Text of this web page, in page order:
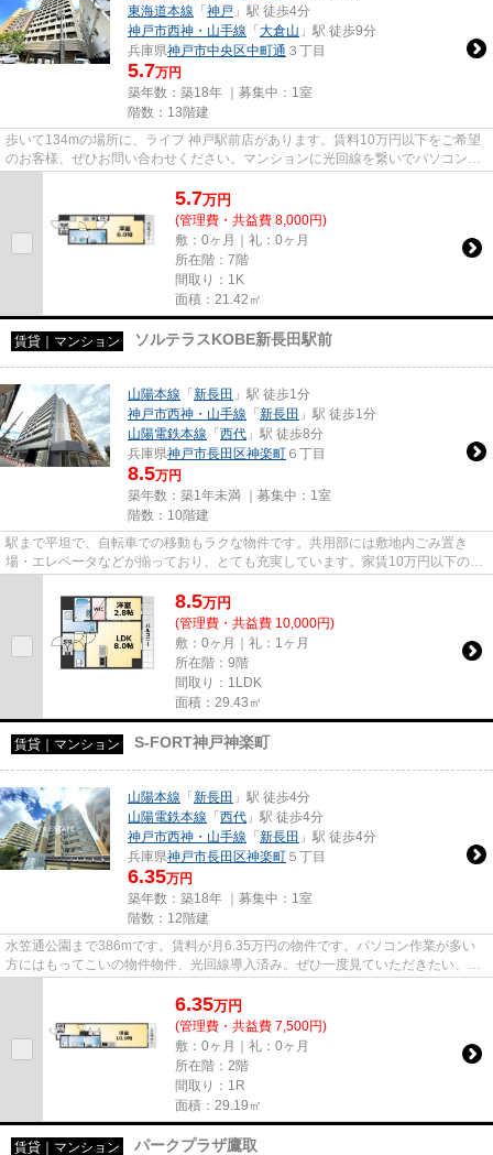
東海道本線 「 神戸 」駅 徒歩4分
神戸市西神・山手線 「 大倉山 」駅 徒歩9分
兵庫県神戸市中央区中町通 ３丁目
5.7万円
築年数：築18年 ｜募集中： 1室
階数：13階建
歩いて134mの場所に、ライフ 神戸駅前店があります。賃料10万円以下をご希望
のお客様、ぜひお問い合わせください。マンションに光回線を繋いでパソコンを
5.7万円
(管理費・共益費 8,000円)
敷：0ヶ月｜礼：0ヶ月
所在階：7階
間取り：1K
面積：21.42㎡
賃貸｜マンション ソルテラスKOBE新長田駅前
山陽本線 「 新長田 」駅 徒歩1分
神戸市西神・山手線 「 新長田 」駅 徒歩1分
山陽電鉄本線 「 西代 」駅 徒歩8分
兵庫県神戸市長田区神楽町 ６丁目
8.5万円
築年数：築1年未満 ｜募集中： 1室
階数：10階建
駅まで平坦で、自転車での移動もラクな物件です。共用部には敷地内ごみ置き
場・エレベータなどが揃っており、とても充実しています。家賃10万円以下の物
8.5万円
(管理費・共益費 10,000円)
敷：0ヶ月｜礼：1ヶ月
所在階：9階
間取り：1LDK
面積：29.43㎡
賃貸｜マンション S-FORT神戸神楽町
山陽本線 「 新長田 」駅 徒歩4分
山陽電鉄本線 「 西代 」駅 徒歩4分
神戸市西神・山手線 「 新長田 」駅 徒歩4分
兵庫県神戸市長田区神楽町 ５丁目
6.35万円
築年数：築18年 ｜募集中： 1室
階数：12階建
水笠通公園まで386mです。賃料が月6.35万円の物件です。パソコン作業が多い
方にはもってこいの物件物件、光回線導入済み。ぜひ一度見ていただきたい、
6.35万円
(管理費・共益費 7,500円)
敷：0ヶ月｜礼：0ヶ月
所在階：2階
間取り：1R
面積：29.19㎡
賃貸｜マンション パークプラザ鷹取